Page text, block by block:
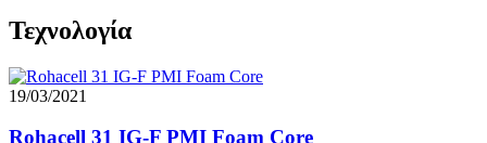
Τεχνολογία
19/03/2021
Rohacell 31 IG-F PMI Foam Core